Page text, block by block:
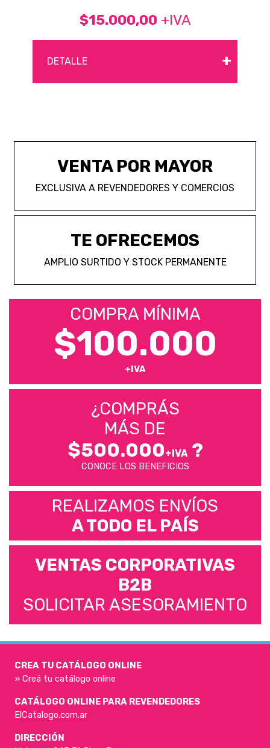
$15.000,00 +IVA
DETALLE +
VENTA POR MAYOR
EXCLUSIVA A REVENDEDORES Y COMERCIOS
TE OFRECEMOS
AMPLIO SURTIDO Y STOCK PERMANENTE
COMPRA MÍNIMA
$100.000
+IVA
¿COMPRÁS
MÁS DE
$500.000+IVA?
CONOCE LOS BENEFICIOS
REALIZAMOS ENVÍOS
A TODO EL PAÍS
VENTAS CORPORATIVAS
B2B
SOLICITAR ASESORAMIENTO
CREA TU CATÁLOGO ONLINE
» Creá tu catálogo online
CATÁLOGO ONLINE PARA REVENDEDORES
ElCatalogo.com.ar
DIRECCIÓN